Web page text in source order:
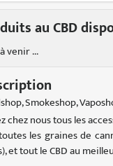
au CBD
venir ...
Smokeshop,
chez nous tous les
les graines de
et tout le CBD au